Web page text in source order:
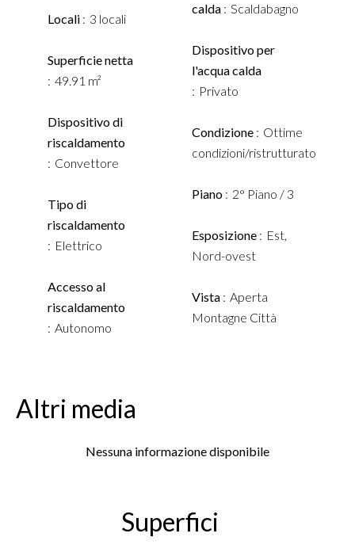
Locali 3 locali
Superficie netta
49.91 m²
Dispositivo di
riscaldamento
Convettore
Tipo di
riscaldamento
Elettrico
Accesso al
riscaldamento
Autonomo
calda
Scaldabagno
Dispositivo per
l'acqua calda
Privato
Condizione
Ottime
condizioni/ristrutturato
Piano 2° Piano / 3
Esposizione
Est,
Nord-ovest
Vista
Aperta
Montagne Città
Altri media
Nessuna informazione disponibile
Superfici